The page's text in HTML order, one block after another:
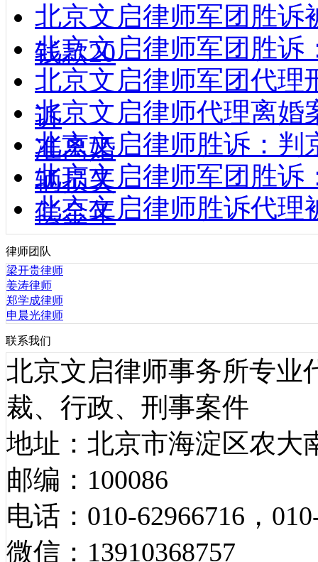
北京文启律师军团胜诉
钱款20
北京文启律师军团胜诉
北京文启律师军团代理
诉
北京文启律师代理离婚
准离婚
北京文启律师胜诉：判
辆损失
北京文启律师军团胜诉
偿金年
北京文启律师胜诉代理
律师团队
梁开贵律师
姜涛律师
郑学成律师
申晨光律师
联系我们
北京文启律师事务所专业
裁、行政、刑事案件
地址：北京市海淀区农大
邮编：100086
电话：010-62966716，
微信：13910368757